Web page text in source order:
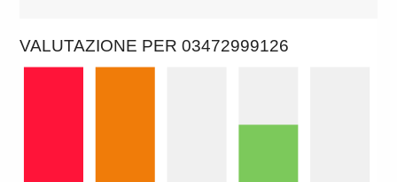
VALUTAZIONE PER 03472999126